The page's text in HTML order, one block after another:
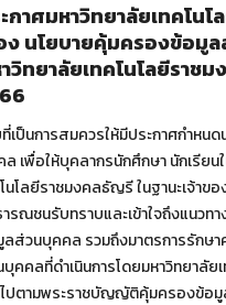
กาศมหาวิทยาลัยเทคโน
ง นโยบายคุ้มครองข้อมู
วิทยาลัยเทคโนโลยีราช
เป็นการสมควรให้มีประกาศกำห
เพื่อให้บุคลากรนักศึกษา นักเรียน
นโลยีราชมงคลธัญรี ในฐานะเจ้า
รณชนรับทราบและเข้าใจถึงแนวท
ลส่วนบุคคล รวมถึงมาตรการรักษ
คคลที่ดำเนินการโดยมหาวิทยาลั
ไปตามพระราชบัญญัติคุ้มครองข้
นักวิทยบริการและเทคโนโล
าวิทยาลัยเทคโนโลยีราชม
หมู่ที่ 1 ตำบลคลองหก อำเ
ธานี 12120
ยแพร่ข้อมูลโดย.บุคลากร ส
างและพัฒนาโดย.